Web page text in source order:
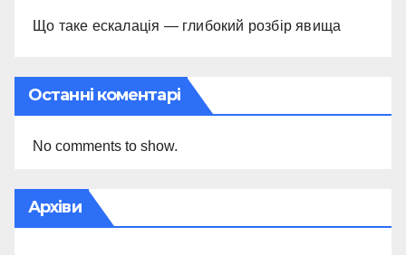
Що таке ескалація — глибокий розбір явища
Останні коментарі
No comments to show.
Архіви